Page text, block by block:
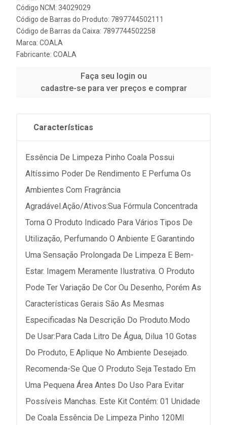
Código NCM: 34029029
Código de Barras do Produto: 7897744502111
Código de Barras da Caixa: 7897744502258
Marca: COALA
Fabricante: COALA
Faça seu login ou
cadastre-se para ver preços e comprar
Características
Essência De Limpeza Pinho Coala Possui
Altíssimo Poder De Rendimento E Perfuma Os
Ambientes Com Fragrância
Agradável.Ação/Ativos:Sua Fórmula Concentrada
Torna O Produto Indicado Para Vários Tipos De
Utilização, Perfumando O Anbiente E Garantindo
Uma Sensação Prolongada De Limpeza E Bem-
Estar. Imagem Meramente Ilustrativa. O Produto
Pode Ter Variação De Cor Ou Desenho, Porém As
Características Gerais São As Mesmas
Especificadas Na Descrição Do Produto.Modo
De Usar:Para Cada Litro De Água, Dilua 10 Gotas
Do Produto, E Aplique No Ambiente Desejado.
Recomenda-Se Que O Produto Seja Testado Em
Uma Pequena Área Antes Do Uso Para Evitar
Possíveis Manchas. Este Kit Contém: 01 Unidade
De Coala Essência De Limpeza Pinho 120Ml